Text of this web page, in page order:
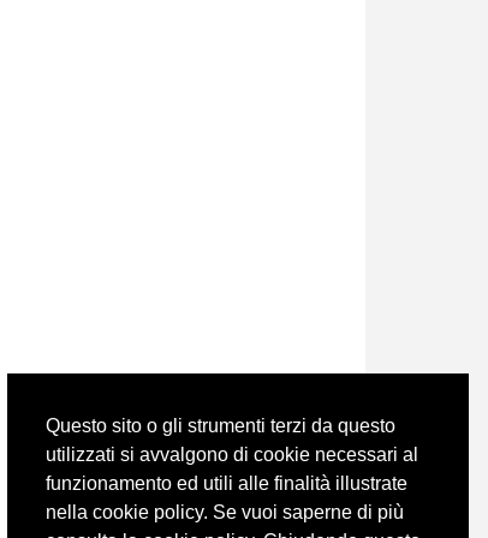
Questo sito o gli strumenti terzi da questo
utilizzati si avvalgono di cookie necessari al
funzionamento ed utili alle finalità illustrate
nella cookie policy. Se vuoi saperne di più